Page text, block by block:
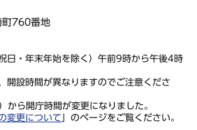
町760番地
日・年末年始を除く）午前9時から午後4時
開設時間が異なりますのでご注意くださ
ら開庁時間が変更になりました。
変更について 」のページをご覧ください。